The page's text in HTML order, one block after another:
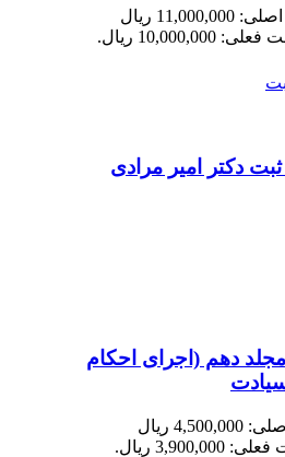
قیمت اصلی: 11,000,000 ریال
10,000,000 ریال.
دکتر امیر مرادی
دهم (اجرای احکام
قیمت اصلی: 4,500,000 ریال
3,900,000 ریال.